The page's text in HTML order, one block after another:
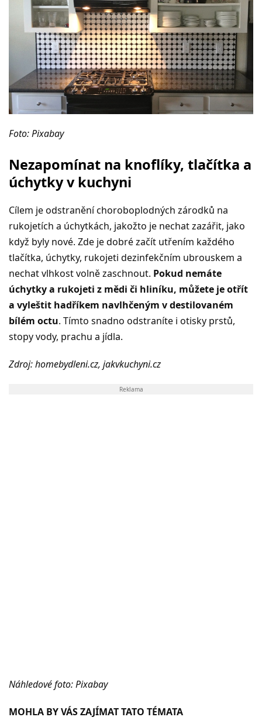
Foto: Pixabay
Nezapomínat na knoflíky, tlačítka a
úchytky v kuchyni
Cílem je odstranění choroboplodných zárodků na
rukojetích a úchytkách, jakožto je nechat zazářit, jako
když byly nové. Zde je dobré začít utřením každého
tlačítka, úchytky, rukojeti dezinfekčním ubrouskem a
nechat vlhkost volně zaschnout. Pokud nemáte
úchytky a rukojeti z mědi či hliníku, můžete je otřít
a vyleštit hadříkem navlhčeným v destilovaném
bílém octu. Tímto snadno odstraníte i otisky prstů,
stopy vody, prachu a jídla.
Zdroj: homebydleni.cz, jakvkuchyni.cz
Reklama
Náhledové foto: Pixabay
MOHLA BY VÁS ZAJÍMAT TATO TÉMATA